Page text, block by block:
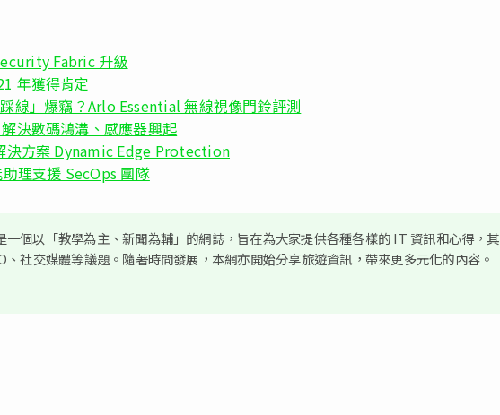
Fabric 升級
年獲得肯定
線」爆竊？Arlo Essential 無線視像門鈴評測
決數碼鴻溝、感應器興起
決方案 Dynamic Edge Protection
理支援 SecOps 團隊
一個以「教學為主、新聞為輔」的網誌，旨在為大家提供各種各樣的 IT 資訊和心得，
、社交媒體等議題。隨著時間發展，本網亦開始分享旅遊資訊，帶來更多元化的內容。